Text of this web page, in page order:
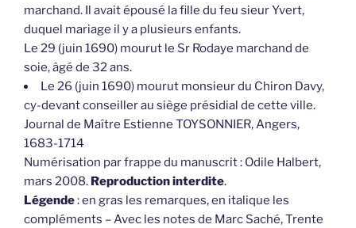
marchand. Il avait épousé la fille du feu sieur Yvert,
duquel mariage il y a plusieurs enfants.
Le 29 (juin 1690) mourut le Sr Rodaye marchand de
soie, âgé de 32 ans.
Le 26 (juin 1690) mourut monsieur du Chiron Davy,
cy-devant conseiller au siège présidial de cette ville.
Journal de Maître Estienne TOYSONNIER, Angers,
1683-1714
Numérisation par frappe du manuscrit : Odile Halbert,
mars 2008. Reproduction interdite.
Légende: en gras les remarques, en italique les
compléments – Avec les notes de Marc Saché, Trente